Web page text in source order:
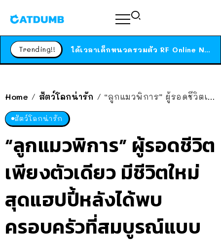
Trending!! ได้เวลาเด็กหนวดรวมตัว RF Online Next เปิดให้เล่นแล้ว เกม Sci-Fi MMORPG ระดับตำนาน เล่นได้ทั้งมือถือและ PC
Home / สัตว์โลกน่ารัก / “ลูกแมวพิการ” ผู้รอดชีวิตเพียงตัวเดียว มีชีวิตใหม่สุดแฮปปี้หลังได้พบครอบครัวที่สมบูรณ์แบบ
สัตว์โลกน่ารัก
“ลูกแมวพิการ” ผู้รอดชีวิต
เพียงตัวเดียว มีชีวิตใหม่
สุดแฮปปี้หลังได้พบ
ครอบครัวที่สมบูรณ์แบบ